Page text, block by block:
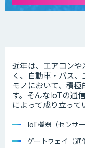
近年は、エアコン
く、自動車・バス
モノにおいて、積
す。そんなIoTの通
によって成り立って
IoT機器（センサ
ゲートウェイ（通